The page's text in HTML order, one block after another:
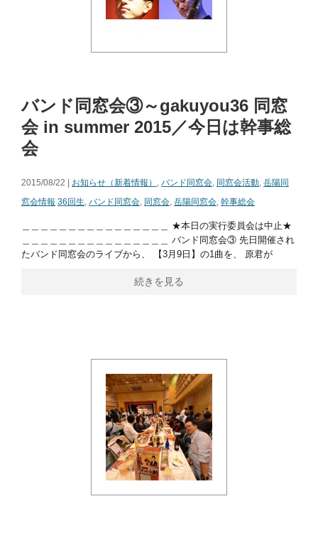
バンド同窓会③～gakuyou36 同窓
会 in summer 2015／今日は幹事総
会
2015/08/22 | お知らせ（新着情報） , バンド同窓会, 同窓会活動, 岳陽同
窓会情報 36回生, バンド同窓会, 同窓会, 岳陽同窓会, 幹事総会
＿＿＿＿＿＿＿＿＿＿＿＿＿＿＿＿ ★本日の実行委員会は中止★
＿＿＿＿＿＿＿＿＿＿＿＿＿＿＿＿ バンド同窓会③ 先日開催され
たバンド同窓会のライブから、 【3月9日】の1曲を、 原君が
続きを見る